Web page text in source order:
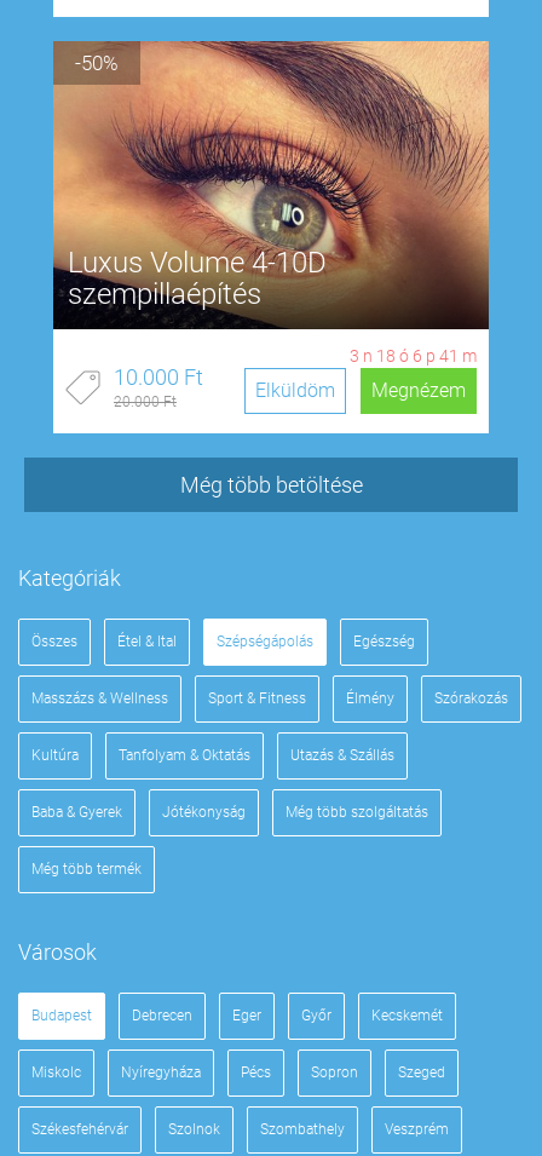
-50%
Luxus Volume 4-10D
szempillaépítés
3 n 18 ó 6 p 40 m
10.000 Ft
20.000 Ft Megnézem
Elküldöm
Még több betöltése
Kategóriák
Összes Étel & Ital Szépségápolás Egészség
Masszázs & Wellness Sport & Fitness Élmény Szórakozás
Kultúra Tanfolyam & Oktatás Utazás & Szállás
Baba & Gyerek Jótékonyság Még több szolgáltatás
Még több termék
Városok
Budapest Debrecen Eger Győr Kecskemét
Miskolc Nyíregyháza Pécs Sopron Szeged
Székesfehérvár Szolnok Szombathely Veszprém